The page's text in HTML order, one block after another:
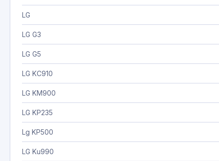
LG
LG G3
LG G5
LG KC910
LG KM900
LG KP235
Lg KP500
LG Ku990